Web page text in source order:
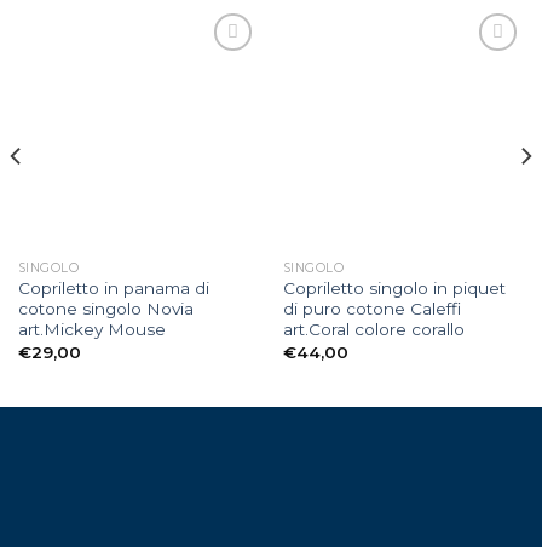
SINGOLO
Copriletto in panama di
cotone singolo Novia
art.Mickey Mouse
€29,00
SINGOLO
Copriletto singolo in piquet
di puro cotone Caleffi
art.Coral colore corallo
€44,00